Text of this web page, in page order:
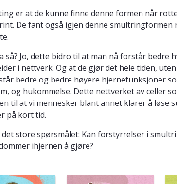
er at de kunne finne denne formen når
De fant også igjen denne
så? Jo, dette bidro til at man nå forstår bedre
i nettverk. Og at de gjør det hele tiden,
bedre og bedre høyere hjernefunksjoner
og hukommelse. Dette nettverket av celler
til at vi mennesker blant annet klarer å løse
på kort tid.
det store spørsmålet: Kan forstyrrelser i
ihjernen å gjøre?